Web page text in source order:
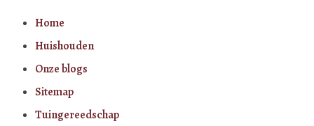
Home
Huishouden
Onze blogs
Sitemap
Tuingereedschap